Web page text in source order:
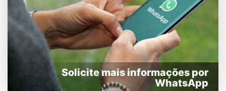
Solicite mais informações por
WhatsApp